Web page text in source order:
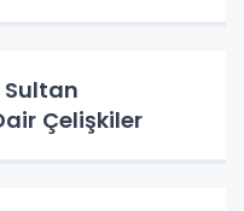
Çelişkiler